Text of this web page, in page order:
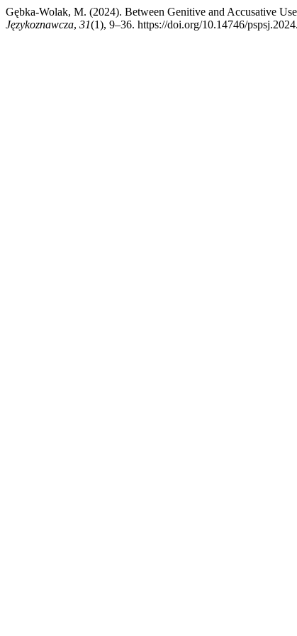
Gębka-Wolak, M. (2024). Between Genitive and Accusative
Językoznawcza, 31(1), 9–36. https://doi.org/10.14746/